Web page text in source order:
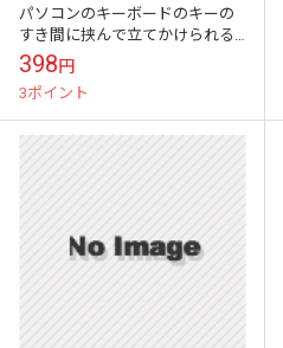
パソコンのキーボードのキーの
すき間に挟んで立てかけられる
かわいい伝言メモ ハイモジモ
ジ Deng On\"Dog\"
398円
3ポイント